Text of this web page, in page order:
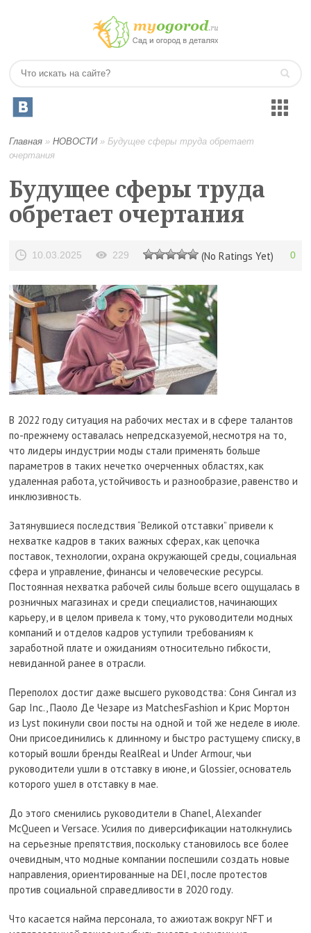
Главная »НОВОСТИ»Будущее сферы труда обретает
очертания
Будущее сферы труда
обретает очертания
10.03.2025 229 (No Ratings Yet) 0
В 2022 году ситуация на рабочих местах и в сфере талантов
по-прежнему оставалась непредсказуемой, несмотря на то,
что лидеры индустрии моды стали применять больше
параметров в таких нечетко очерченных областях, как
удаленная работа, устойчивость и разнообразие, равенство и
инклюзивность.
Затянувшиеся последствия “Великой отставки” привели к
нехватке кадров в таких важных сферах, как цепочка
поставок, технологии, охрана окружающей среды, социальная
сфера и управление, финансы и человеческие ресурсы.
Постоянная нехватка рабочей силы больше всего ощущалась в
розничных магазинах и среди специалистов, начинающих
карьеру, и в целом привела к тому, что руководители модных
компаний и отделов кадров уступили требованиям к
заработной плате и ожиданиям относительно гибкости,
невиданной ранее в отрасли.
Переполох достиг даже высшего руководства: Соня Сингал из
Gap Inc., Паоло Де Чезаре из MatchesFashion и Крис Мортон
из Lyst покинули свои посты на одной и той же неделе в июле.
Они присоединились к длинному и быстро растущему списку, в
который вошли бренды RealReal и Under Armour, чьи
руководители ушли в отставку в июне, и Glossier, основатель
которого ушел в отставку в мае.
До этого сменились руководители в Chanel, Alexander
McQueen и Versace. Усилия по диверсификации натолкнулись
на серьезные препятствия, поскольку становилось все более
очевидным, что модные компании поспешили создать новые
направления, ориентированные на DEI, после протестов
против социальной справедливости в 2020 году.
Что касается найма персонала, то ажиотаж вокруг NFT и